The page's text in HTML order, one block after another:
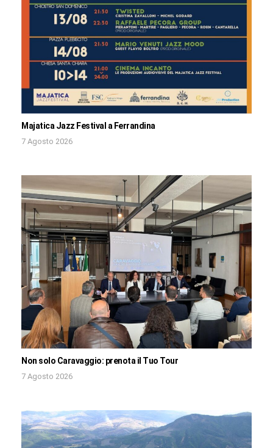
Majatica Jazz Festival a Ferrandina
7 Agosto 2026
Non solo Caravaggio: prenota il Tuo Tour
7 Agosto 2026